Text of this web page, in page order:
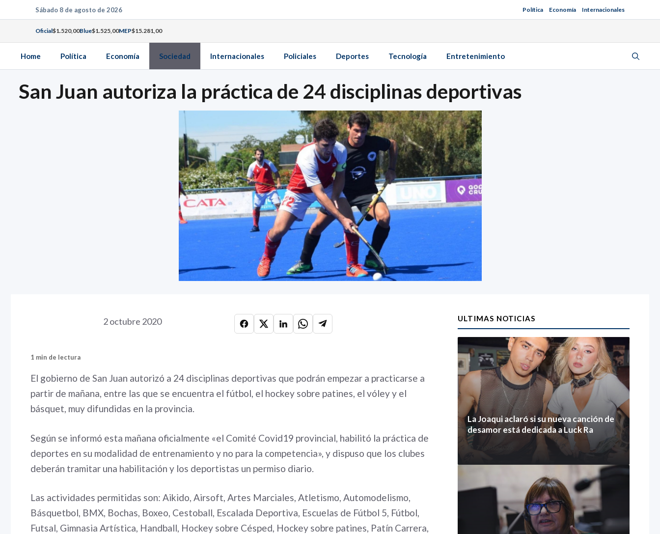
al
contenido
Sábado 8 de agosto de 2026 Política Economía Internacionales
Oficial$1.520,00Blue$1.525,00MEP$15.281,00
Home Política Economía Sociedad Internacionales Policiales Deportes Tecnología Entretenimiento
San Juan autoriza la práctica de 24 disciplinas deportivas
2 octubre 2020
1 min de lectura
El gobierno de San Juan autorizó a 24 disciplinas deportivas que podrán empezar a practicarse a
partir de mañana, entre las que se encuentra el fútbol, el hockey sobre patines, el vóley y el
básquet, muy difundidas en la provincia.
Según se informó esta mañana oficialmente «el Comité Covid19 provincial, habilitó la práctica de
deportes en su modalidad de entrenamiento y no para la competencia», y dispuso que los clubes
deberán tramitar una habilitación y los deportistas un permiso diario.
Las actividades permitidas son: Aikido, Airsoft, Artes Marciales, Atletismo, Automodelismo,
Básquetbol, BMX, Bochas, Boxeo, Cestoball, Escalada Deportiva, Escuelas de Fútbol 5, Fútbol,
Futsal, Gimnasia Artística, Handball, Hockey sobre Césped, Hockey sobre patines, Patín Carrera,
ULTIMAS NOTICIAS
La Joaqui aclaró si su nueva canción de
desamor está dedicada a Luck Ra
7 agosto 2026